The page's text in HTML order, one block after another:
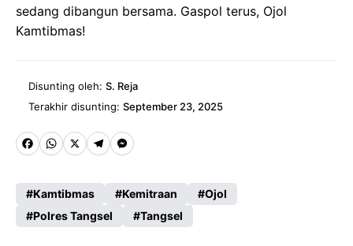
sedang dibangun bersama. Gaspol terus, Ojol
Kamtibmas!
Disunting oleh: S. Reja
Terakhir disunting: September 23, 2025
Fa
b
o
W
ts
A
X
Te
gr
a
M
se
n
Kamtibmas Kemitraan
Ojol
Polres Tangsel
Tangsel